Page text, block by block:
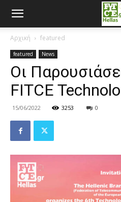
Αρχική featured
featured News
Οι
FITCE
15/06/2022 3253 0